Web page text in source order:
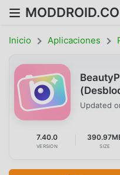
Inicio Aplicaciones
Updated
7.40.0
VERSION SIZE